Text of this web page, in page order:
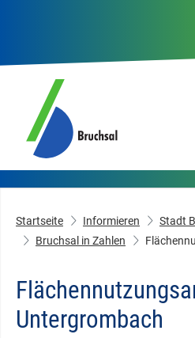
Startseite Informieren
Stadt
Bruchsal in Zahlen
Untergrombach